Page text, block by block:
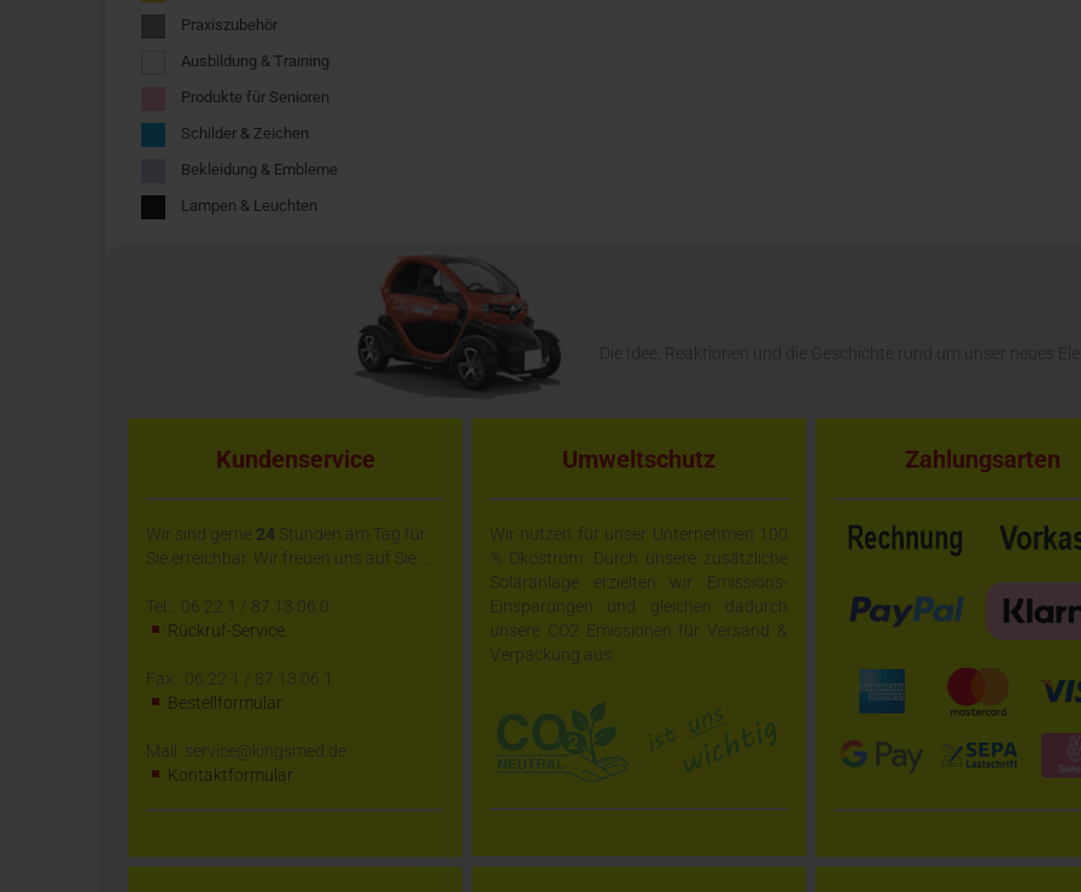
Praxiszubehör
Ausbildung & Training
Produkte für Senioren
Schilder & Zeichen
Bekleidung & Embleme
Lampen & Leuchten
Die Idee, Reaktionen und die Geschichte rund um unser neues
Kundenservice
Wir sind gerne 24 Stunden am Tag für
Sie erreichbar. Wir freuen uns auf Sie ...
Tel.: 06 22 1 / 87 13 06 0
Rückruf-Service
Fax: 06 22 1 / 87 13 06 1
Bestellformular
Mail: service@kingsmed.de
Kontaktformular
Umweltschutz
Wir nutzen für unser Unternehmen 100
% Ökostrom. Durch unsere zusätzliche
Solaranlage erzielten wir Emissions-
Einsparungen und gleichen dadurch
unsere CO2 Emissionen für Versand &
Verpackung aus.
Zahlungsarten